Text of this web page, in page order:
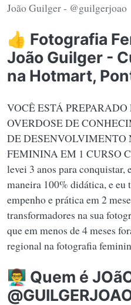
João Guilger - @guilgerjoao
👍 Fotografia
João Guilger -
na Hotmart,
VOCÊ ESTÁ
OVERDOSE DE
DE DESENVOLVIMENTO
FEMININA EM 1 CURSO
levei 3 anos para conquistar,
maneira 100% didática, e eu
empenho e prática em 2
transformadores na sua
que em menos de 4 meses
regional na fotografia
👨‍🏫 Quem é